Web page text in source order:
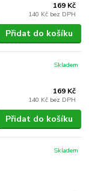
169 Kč
140 Kč bez DPH
Přidat do košíku
169 Kč
140 Kč bez DPH
Skladem
Přidat do košíku
Skladem